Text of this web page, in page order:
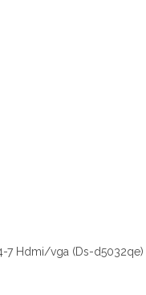
7 Hdmi/vga (Ds-d5032qe)